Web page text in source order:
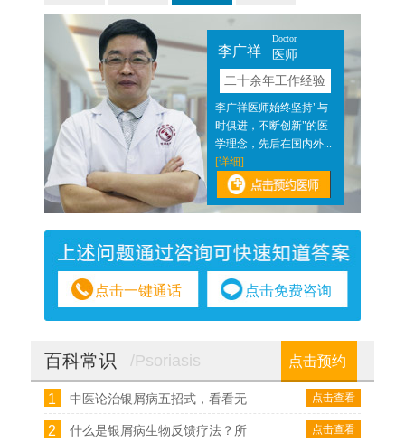
李广祥
Doctor
医师
二十余年工作经验
李广祥医师始终坚持"与
时俱进，不断创新"的医
学理念，先后在国内外...
[详细]
点击一键通话 点击免费咨询
百科常识 /Psoriasis 点击预约
1 点击查看
中医论治银屑病五招式，看看无
2 点击查看
什么是银屑病生物反馈疗法？所